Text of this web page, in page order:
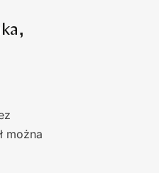
można